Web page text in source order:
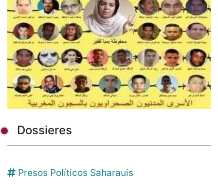
Dossieres
Presos Políticos Saharauis